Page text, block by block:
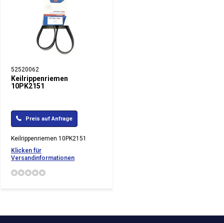
52520062
Keilrippenriemen
10PK2151
Preis auf Anfrage
Keilrippenriemen 10PK2151
Klicken für
Versandinformationen